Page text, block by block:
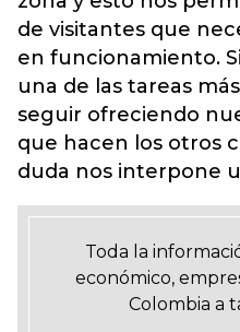
de visitantes que
en funcionamiento.
una de las tareas
seguir ofreciendo
que hacen los otros
duda nos interpone
Toda la
económico,
Colombia a